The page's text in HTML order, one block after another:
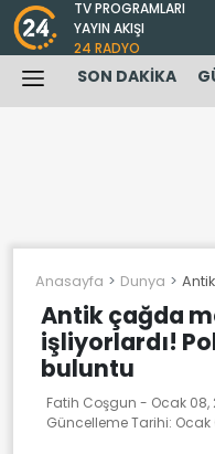
TV PROGRAMLARI
YAYIN AKIŞI
24 RADYO
SON DAKİKA
Anasayfa Dunya
Antik çağda
işliyorlardı!
buluntu
Fatih Coşgun - Ocak 08,
Güncelleme Tarihi: Ocak